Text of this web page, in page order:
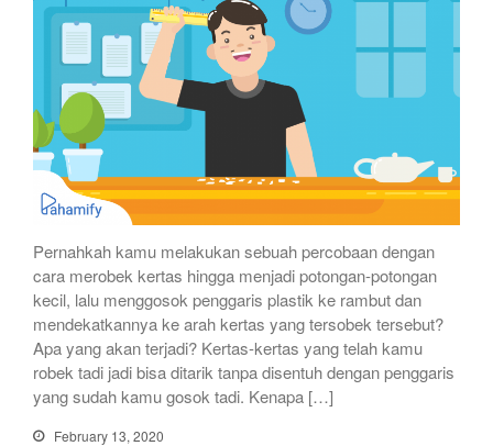
Pernahkah kamu melakukan sebuah percobaan dengan
cara merobek kertas hingga menjadi potongan-potongan
kecil, lalu menggosok penggaris plastik ke rambut dan
mendekatkannya ke arah kertas yang tersobek tersebut?
Apa yang akan terjadi? Kertas-kertas yang telah kamu
robek tadi jadi bisa ditarik tanpa disentuh dengan penggaris
yang sudah kamu gosok tadi. Kenapa […]
February 13, 2020